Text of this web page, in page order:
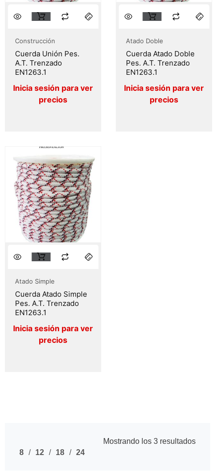
Construcción
Cuerda Unión Pes.
A.T. Trenzado
EN1263.1
Atado Doble
Cuerda Atado Doble
Pes. A.T. Trenzado
EN1263.1
Atado Simple
Cuerda Atado Simple
Pes. A.T. Trenzado
EN1263.1
Mostrando los 3 resultados
8
12 18 24